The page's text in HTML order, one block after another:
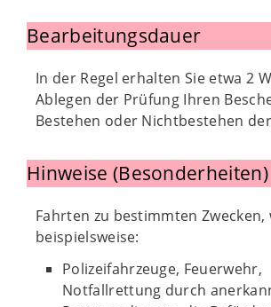
Bearbeitungsdauer
In der Regel erhalten Sie etwa 2
Ablegen der Prüfung Ihren
Bestehen oder Nichtbestehen
Hinweise (Besonderheiten)
Fahrten zu bestimmten Zwecken,
beispielsweise:
Polizeifahrzeuge, Feuerwehr,
Notfallrettung durch